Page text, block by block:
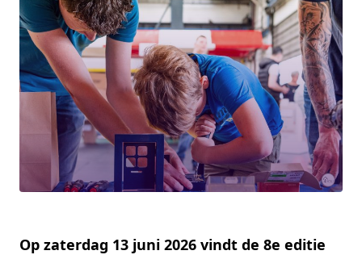
Op zaterdag 13 juni 2026 vindt de 8e editie